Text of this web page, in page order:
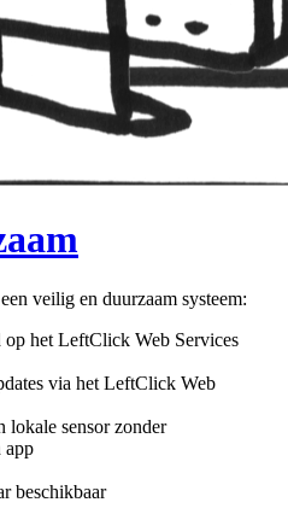
veilig en duurzaam systeem:
op het LeftClick Web Services
via het LeftClick Web
lokale sensor zonder
app
beschikbaar